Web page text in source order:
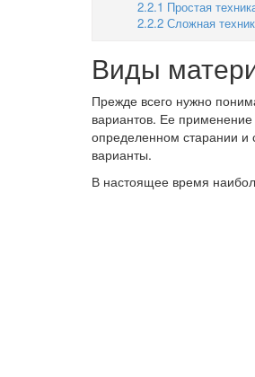
2.2.1 Простая
2.2.2Сложная
Виды
Прежде всего нужно
вариантов. Ее
определенном старании и
варианты.
В настоящее время